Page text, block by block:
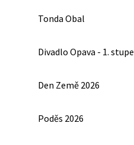
Tonda Obal
Divadlo Opava - 1.
Den Země 2026
Poděs 2026